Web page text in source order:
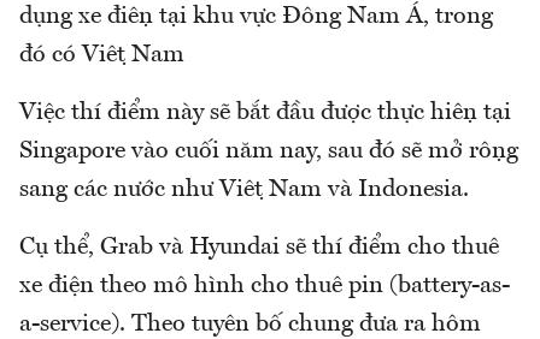
dụng xe điện tại khu vực Đông Nam Á, trong
đó có Việt Nam
Việc thí điểm này sẽ bắt đầu được thực hiện tại
Singapore vào cuối năm nay, sau đó sẽ mở rộng
sang các nước như Việt Nam và Indonesia.
Cụ thể, Grab và Hyundai sẽ thí điểm cho thuê
xe điện theo mô hình cho thuê pin (battery-as-
a-service). Theo tuyên bố chung đưa ra hôm